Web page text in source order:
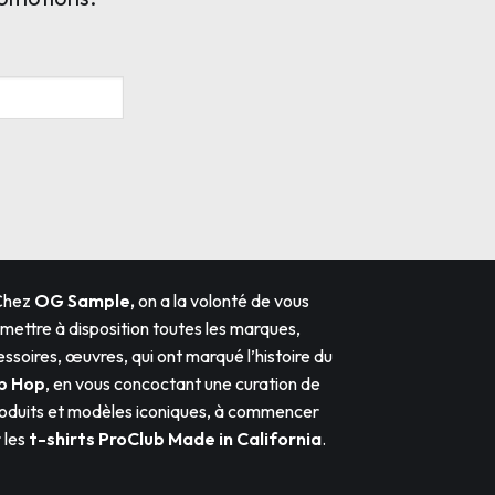
OG Sample, on a la volonté de vous
mettre à disposition toutes les marques,
œuvres, qui ont marqué l’histoire du
Hop, en vous concoctant une curation de
et modèles iconiques, à commencer
t-shirts ProClub Made in California.